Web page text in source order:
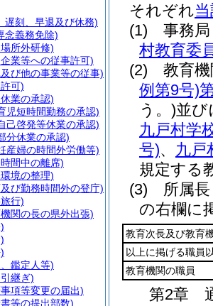
それぞれ
(1)
事務
村教育委
(2)
教育
例第9号)
う。)並び
九戸村学
号)、 九戸
規定する
(3)
所属
の右欄に
教育次長及び教育
以上に掲げる職員
教育機関の職員
第2章
遅刻、早退及び休務)
念義務免除)
所外研修)
業等への従事許可)
び他の事業等の従事)
可)
業の承認)
児短時間勤務の承認)
己啓発等休業の承認)
分休業の承認)
産婦の時間外労働等)
間中の離席)
境の整理)
び勤務時間外の登庁)
行)
関の長の県外出張)
鑑定人等)
継ぎ)
項等変更の届出)
等の提出部数)